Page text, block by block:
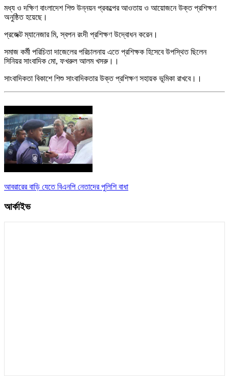
মধ্য ও দক্ষিণ বাংলাদেশ শিশু উন্নয়ন প্রকল্পের আওতায় ও আয়োজনে উক্ত প্রশিক্ষণ
অনুষ্ঠিত হয়েছে।
প্রজেক্ট ম্যানেজার মি, স্বপন রংদী প্রশিক্ষণ উদ্বোধন করেন।
সমাজ কর্মী পরিচিতা দাজেলের পরিচালনায় এতে প্রশিক্ষক হিসেবে উপস্থিত ছিলেন
সিনিয়র সাংবাদিক মো, ফখরুল আলম খসরু।।
সাংবাদিকতা বিকাশে শিশু সাংবাদিকতার উক্ত প্রশিক্ষণ সহায়ক ভূমিকা রাখবে।।
আবরারের বাড়ি যেতে বিএনপি নেতাদের পুলিশি বাধা
আর্কাইভ